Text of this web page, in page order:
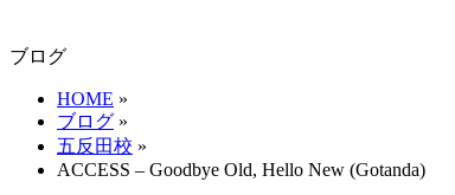
ブログ
HOME »
ブログ »
五反田校 »
ACCESS – Goodbye Old, Hello New (Gotanda)